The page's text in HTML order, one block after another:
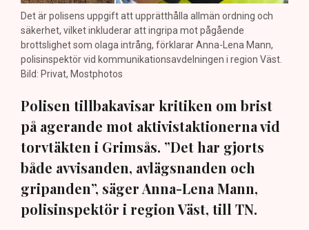
Det är polisens uppgift att upprätthålla allmän ordning och
säkerhet, vilket inkluderar att ingripa mot pågående
brottslighet som olaga intrång, förklarar Anna-Lena Mann,
polisinspektör vid kommunikationsavdelningen i region Väst.
Bild: Privat, Mostphotos
Polisen tillbakavisar kritiken om brist
på agerande mot aktivistaktionerna vid
torvtäkten i Grimsås. ”Det har gjorts
både avvisanden, avlägsnanden och
gripanden”, säger Anna-Lena Mann,
polisinspektör i region Väst, till TN.